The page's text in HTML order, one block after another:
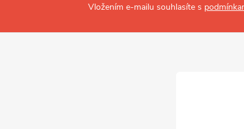
Vložením e-mailu souhlasíte s